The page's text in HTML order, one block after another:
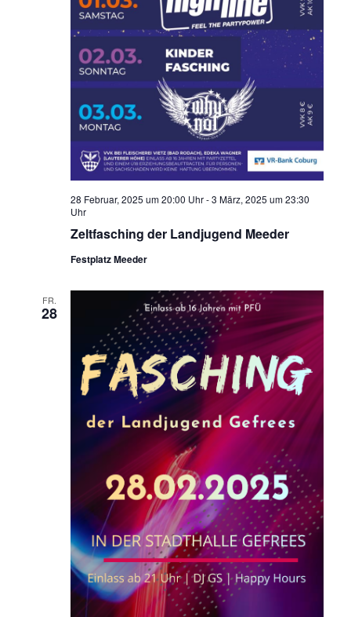
Zeltfasching der Landjugend Meeder
28 Februar, 2025 um 20:00 Uhr-3 März, 2025 um 23:30
Uhr
Festplatz Meeder
FR.
28